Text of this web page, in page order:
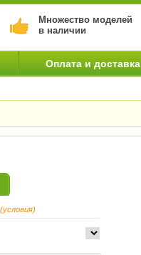
Множество моделей
в наличии
Оплата и доставка
(условия)